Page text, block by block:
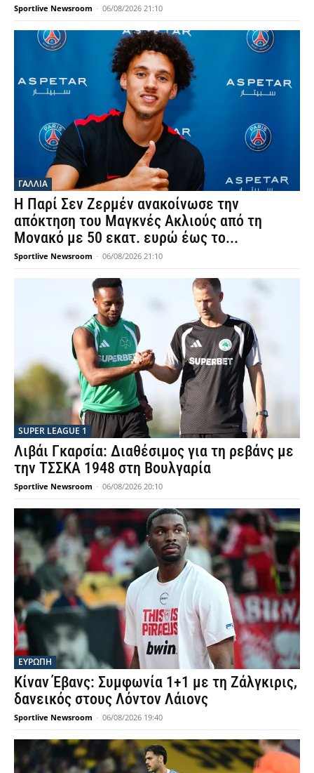
Sportlive Newsroom - 06/08/2026 21:10
ΓΑΛΛΙΑ
Η Παρί Σεν Ζερμέν ανακοίνωσε την
απόκτηση του Μαγκνές Ακλιούς από τη
Μονακό με 50 εκατ. ευρώ έως το...
Sportlive Newsroom - 06/08/2026 21:10
SUPER LEAGUE 1
Λιβάι Γκαρσία: Διαθέσιμος για τη ρεβάνς με
την ΤΣΣΚΑ 1948 στη Βουλγαρία
Sportlive Newsroom - 06/08/2026 20:10
ΕΥΡΩΠΗ
Κίναν Έβανς: Συμφωνία 1+1 με τη Ζάλγκιρις,
δανεικός στους Λόντον Λάιονς
Sportlive Newsroom - 06/08/2026 19:40